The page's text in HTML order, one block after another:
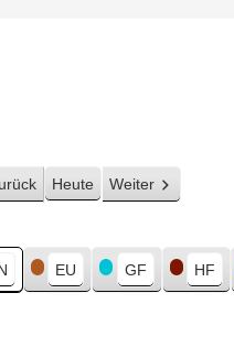
Heute Weiter
EU GF HF